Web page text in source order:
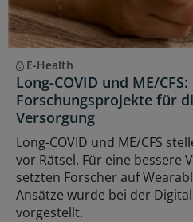
E-Health
Long-COVID und ME/
Forschungsprojekte für
Versorgung
Long-COVID und ME/CFS
vor Rätsel. Für eine bessere
setzten Forscher auf
Ansätze wurde bei der
vorgestellt.